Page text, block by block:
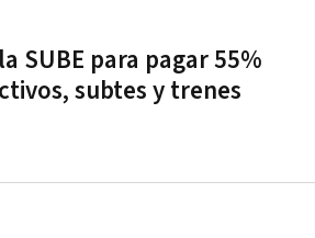
SUBE para pagar 55%
subtes y trenes